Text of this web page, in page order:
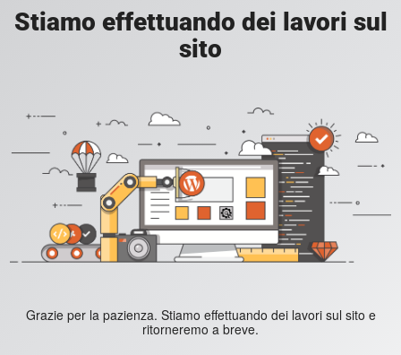
Stiamo effettuando dei lavori sul
sito
Grazie per la pazienza. Stiamo effettuando dei lavori sul sito e
ritorneremo a breve.